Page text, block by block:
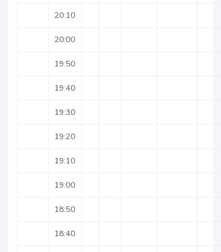
20:10
20:00
19:50
19:40
19:30
19:20
19:10
19:00
18:50
18:40